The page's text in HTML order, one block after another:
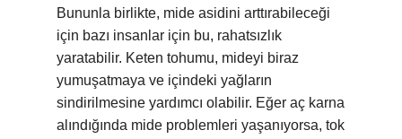
Bununla birlikte, mide asidini arttırabileceği
için bazı insanlar için bu, rahatsızlık
yaratabilir. Keten tohumu, mideyi biraz
yumuşatmaya ve içindeki yağların
sindirilmesine yardımcı olabilir. Eğer aç karna
alındığında mide problemleri yaşanıyorsa, tok